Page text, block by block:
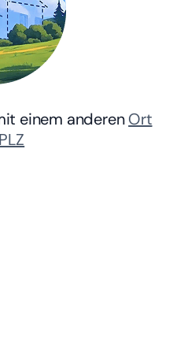
einem anderenOrt